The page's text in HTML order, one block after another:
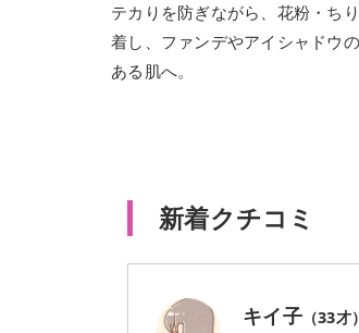
テカりを防ぎながら、花粉・ち
着し、ファンデやアイシャドウ
ある肌へ。
新着クチコミ
キイ子（33才）